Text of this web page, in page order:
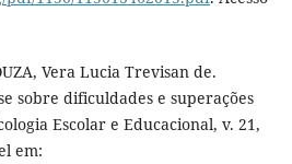
Vera Lucia Trevisan de.
sobre dificuldades e superações
Escolar e Educacional, v. 21,
em: